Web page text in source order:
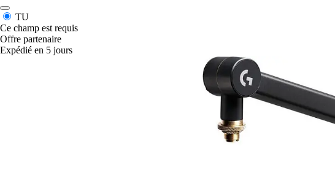
TU
Ce champ est requis
Offre partenaire
Expédié en 5 jours